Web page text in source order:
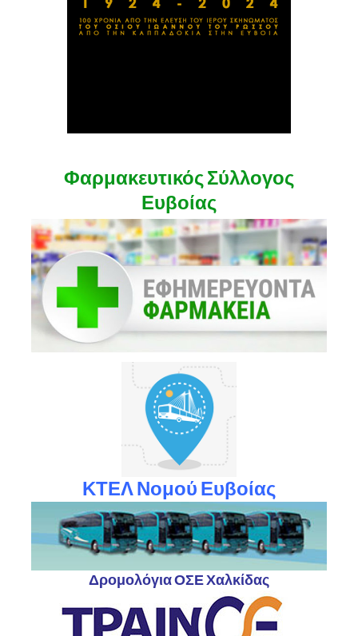
Φαρμακευτικός Σύλλογος
Ευβοίας
ΚΤΕΛ Νομού Ευβοίας
Δρομολόγια ΟΣΕ Χαλκίδας